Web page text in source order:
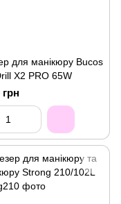
для манікюру Bucos
X2 PRO 65W
грн